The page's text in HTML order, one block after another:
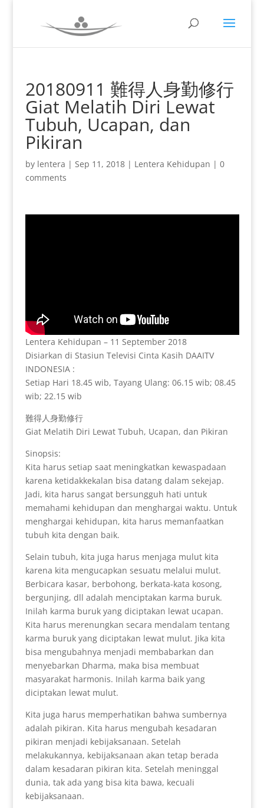
20180911 難得人身勤修行
Giat Melatih Diri Lewat
Tubuh, Ucapan, dan
Pikiran
by lentera | Sep 11, 2018| Lentera Kehidupan | 0
comments
Lentera Kehidupan – 11 September 2018
Disiarkan di Stasiun Televisi Cinta Kasih DAAITV
INDONESIA :
Setiap Hari 18.45 wib, Tayang Ulang: 06.15 wib; 08.45
wib; 22.15 wib
難得人身勤修行
Giat Melatih Diri Lewat Tubuh, Ucapan, dan Pikiran
Sinopsis:
Kita harus setiap saat meningkatkan kewaspadaan
karena ketidakkekalan bisa datang dalam sekejap.
Jadi, kita harus sangat bersungguh hati untuk
memahami kehidupan dan menghargai waktu. Untuk
menghargai kehidupan, kita harus memanfaatkan
tubuh kita dengan baik.
Selain tubuh, kita juga harus menjaga mulut kita
karena kita mengucapkan sesuatu melalui mulut.
Berbicara kasar, berbohong, berkata-kata kosong,
bergunjing, dll adalah menciptakan karma buruk.
Inilah karma buruk yang diciptakan lewat ucapan.
Kita harus merenungkan secara mendalam tentang
karma buruk yang diciptakan lewat mulut. Jika kita
bisa mengubahnya menjadi membabarkan dan
menyebarkan Dharma, maka bisa membuat
masyarakat harmonis. Inilah karma baik yang
diciptakan lewat mulut.
Kita juga harus memperhatikan bahwa sumbernya
adalah pikiran. Kita harus mengubah kesadaran
pikiran menjadi kebijaksanaan. Setelah
melakukannya, kebijaksanaan akan tetap berada
dalam kesadaran pikiran kita. Setelah meninggal
dunia, tak ada yang bisa kita bawa, kecuali
kebijaksanaan.